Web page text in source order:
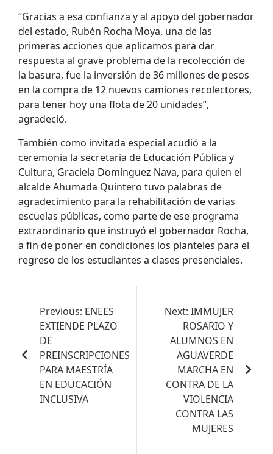
“Gracias a esa confianza y al apoyo del gobernador
del estado, Rubén Rocha Moya, una de las
primeras acciones que aplicamos para dar
respuesta al grave problema de la recolección de
la basura, fue la inversión de 36 millones de pesos
en la compra de 12 nuevos camiones recolectores,
para tener hoy una flota de 20 unidades”,
agradeció.
También como invitada especial acudió a la
ceremonia la secretaria de Educación Pública y
Cultura, Graciela Domínguez Nava, para quien el
alcalde Ahumada Quintero tuvo palabras de
agradecimiento para la rehabilitación de varias
escuelas públicas, como parte de ese programa
extraordinario que instruyó el gobernador Rocha,
a fin de poner en condiciones los planteles para el
regreso de los estudiantes a clases presenciales.
entradas
Previous: ENEES
EXTIENDE PLAZO
DE
PREINSCRIPCIONES
PARA MAESTRÍA
EN EDUCACIÓN
INCLUSIVA
Next: IMMUJER
ROSARIO Y
ALUMNOS EN
AGUAVERDE
MARCHA EN
CONTRA DE LA
VIOLENCIA
CONTRA LAS
MUJERES